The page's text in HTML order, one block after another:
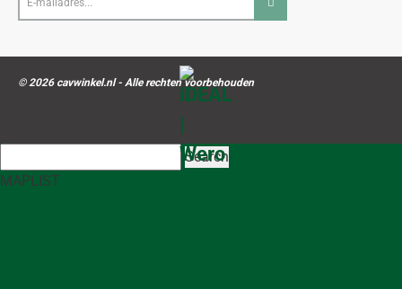
mailadres...
© 2026 cavwinkel.nl - Alle rechten voorbehouden
Search
MAPLIST